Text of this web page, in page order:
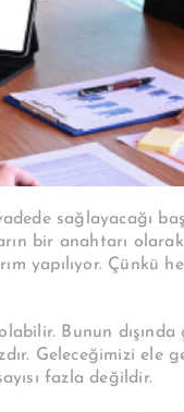
sağlayacağı
bir anahtarı
yapılıyor. Çünkü
Bunun
Geleceğimizi ele
fazla değildir.